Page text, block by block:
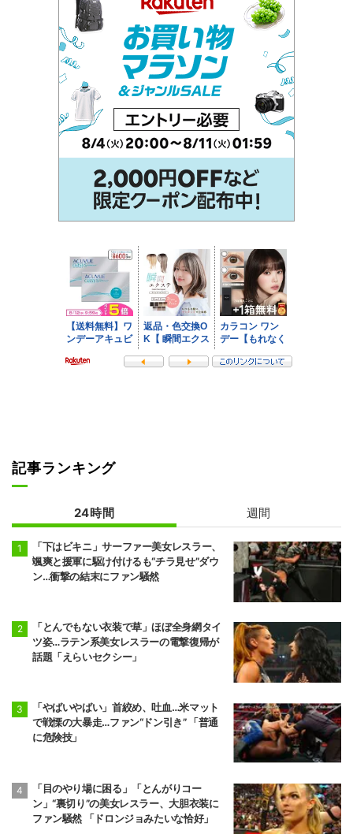
記事ランキング
24時間 週間
「下はビキニ」サーファー美女レスラー、
颯爽と援軍に駆け付けるも“チラ見せ”ダウ
ン…衝撃の結末にファン騒然
「とんでもない衣装で草」ほぼ全身網タイ
ツ姿…ラテン系美女レスラーの電撃復帰が
話題「えらいセクシー」
「やばいやばい」首絞め、吐血…米マット
で戦慄の大暴走…ファン“ドン引き” 「普通
に危険技」
「目のやり場に困る」「とんがりコー
ン」“裏切り”の美女レスラー、大胆衣装に
ファン騒然 「ドロンジョみたいな恰好」